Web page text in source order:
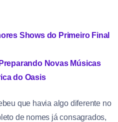
Shows do Primeiro Final
Novas Músicas
do Oasis
que havia algo diferente no
de nomes já consagrados,